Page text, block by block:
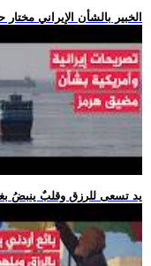
.. الخبير بالشأن الإيراني
.. يد تسعى للرزق وقلبٌ ينبضُ